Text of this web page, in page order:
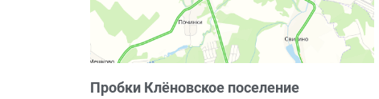
Пробки Клёновское поселение